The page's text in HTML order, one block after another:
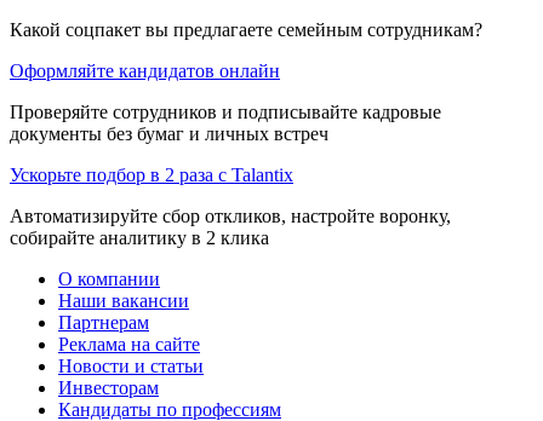
Какой соцпакет вы предлагаете семейным сотрудникам?
Оформляйте кандидатов онлайн
Проверяйте сотрудников и подписывайте кадровые
документы без бумаг и личных встреч
Ускорьте подбор в 2 раза с Talantix
Автоматизируйте сбор откликов, настройте воронку,
собирайте аналитику в 2 клика
О компании
Наши вакансии
Партнерам
Реклама на сайте
Новости и статьи
Инвесторам
Кандидаты по профессиям